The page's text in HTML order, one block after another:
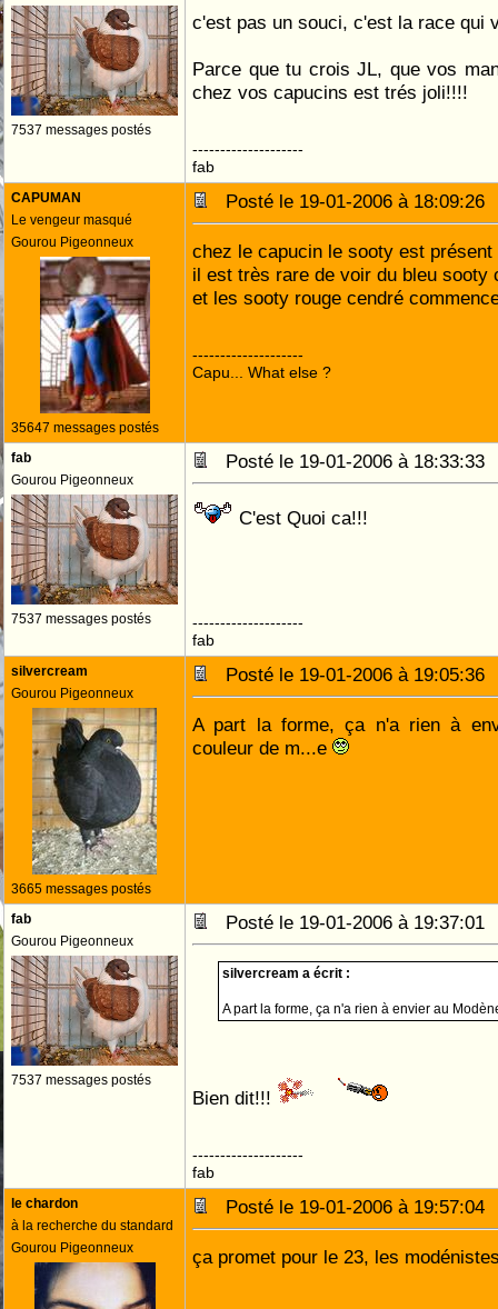
7537 messages postés
c'est pas un souci, c'est la race qui
Parce que tu crois JL, que vos
chez vos capucins est trés joli!!!!
--------------------
fab
CAPUMAN
Le vengeur masqué
Gourou Pigeonneux
35647 messages postés
Posté le 19-01-2006 à
chez le capucin le sooty est
il est très rare de voir du bleu sooty
et les sooty rouge cendré
--------------------
Capu... What else ?
fab
Gourou Pigeonneux
7537 messages postés
Posté le 19-01-2006 à
C'est Quoi ca!!!
--------------------
fab
silvercream
Gourou Pigeonneux
3665 messages postés
Posté le 19-01-2006 à
A part la forme, ça n'a rien à
couleur de m...e
fab
Gourou Pigeonneux
7537 messages postés
Posté le 19-01-2006 à
silvercream a écrit :
A part la forme, ça n'a rien à envier au
Bien dit!!!
--------------------
fab
le chardon
à la recherche du standard
Gourou Pigeonneux
Posté le 19-01-2006 à
ça promet pour le 23, les